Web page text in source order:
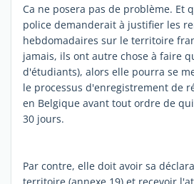
Ca ne posera pas de problème. Et
police demanderait à justifier les
hebdomadaires sur le territoire
jamais, ils ont autre chose à faire
d'étudiants), alors elle pourra se
le processus d'enregistrement de
en Belgique avant tout ordre de
30 jours.
Par contre, elle doit avoir sa